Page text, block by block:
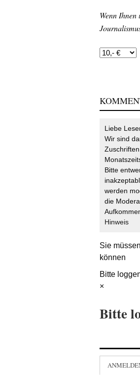
Wenn
Liebe
Wir sind
Bitte
werden
die
Hinweis
Sie müssen
können
Bitte
×
Bitte